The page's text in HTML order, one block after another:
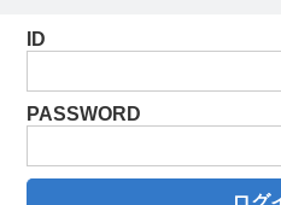
ID
PASSWORD